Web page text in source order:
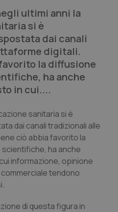
ultimi anni la
si è
dai canali
digitali.
la diffusione
ha anche
in cui....
sanitaria si è
dai canali tradizionali alle
ciò abbia favorito la
ha anche
informazione, opinione
tendono
di questa figura in